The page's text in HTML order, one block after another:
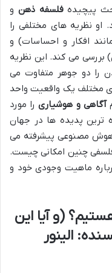
پیچیدهفلسفه ذهن و
او نظریه های مختلفی را
افکار و احساسات) و
بررسی می کند. این نظریه
را دو جوهر متفاوت می
مختلف یک واقعیت واحد
آگاهی و هوشیاریرا مورد
ترین پدیده ها در جهان
هوش مصنوعی پیشرفته می
چنین امکانی چیست.
ماهیت وجودی خود و
هستیم؟ (و آیا این
الینور